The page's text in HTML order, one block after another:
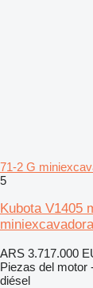
71-2 G
5
Kubota V1405
miniexcavadora
ARS 3.717.000
Piezas del motor
diésel